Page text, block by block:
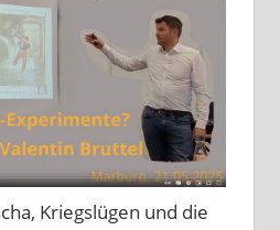
Kriegslügen und die